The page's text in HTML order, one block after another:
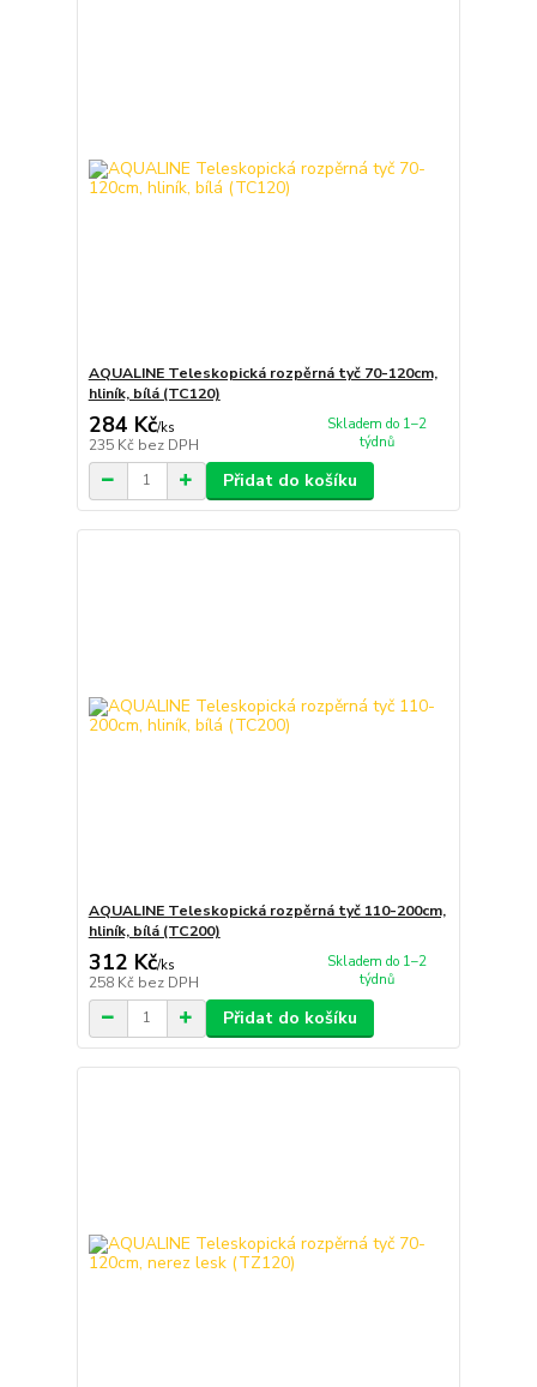
AQUALINE Teleskopická rozpěrná tyč 70-120cm,
hliník, bílá (TC120)
284 Kč/ks
235 Kč bez DPH
Skladem do 1–2
týdnů
Přidat do košíku
AQUALINE Teleskopická rozpěrná tyč 110-200cm,
hliník, bílá (TC200)
312 Kč/ks
258 Kč bez DPH
Skladem do 1–2
týdnů
Přidat do košíku